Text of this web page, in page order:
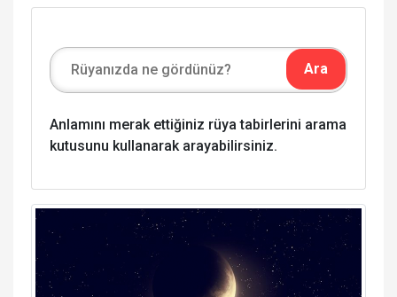
Anlamını merak ettiğiniz rüya tabirlerini arama
kutusunu kullanarak arayabilirsiniz.